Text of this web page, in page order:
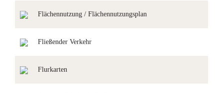
Flächennutzung / Flächennutzungsplan
Fließender Verkehr
Flurkarten